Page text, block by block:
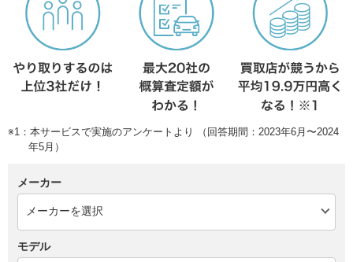
※1：本サービスで実施のアンケートより （回答期間：2023年6月〜2024
年5月）
メーカー
モデル